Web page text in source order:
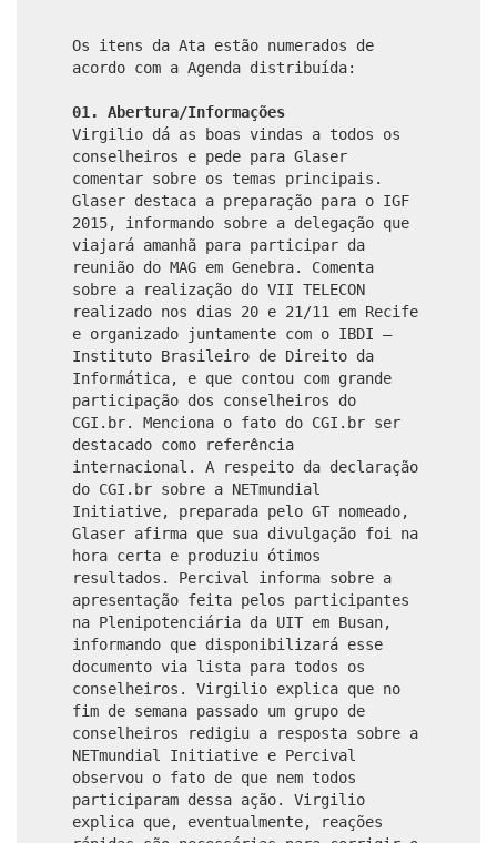
Os itens da Ata estão numerados de
acordo com a Agenda distribuída:
01. Abertura/Informações
Virgilio dá as boas vindas a todos os
conselheiros e pede para Glaser
comentar sobre os temas principais.
Glaser destaca a preparação para o IGF
2015, informando sobre a delegação que
viajará amanhã para participar da
reunião do MAG em Genebra. Comenta
sobre a realização do VII TELECON
realizado nos dias 20 e 21/11 em Recife
e organizado juntamente com o IBDI –
Instituto Brasileiro de Direito da
Informática, e que contou com grande
participação dos conselheiros do
CGI.br. Menciona o fato do CGI.br ser
destacado como referência
internacional. A respeito da declaração
do CGI.br sobre a NETmundial
Initiative, preparada pelo GT nomeado,
Glaser afirma que sua divulgação foi na
hora certa e produziu ótimos
resultados. Percival informa sobre a
apresentação feita pelos participantes
na Plenipotenciária da UIT em Busan,
informando que disponibilizará esse
documento via lista para todos os
conselheiros. Virgilio explica que no
fim de semana passado um grupo de
conselheiros redigiu a resposta sobre a
NETmundial Initiative e Percival
observou o fato de que nem todos
participaram dessa ação. Virgilio
explica que, eventualmente, reações